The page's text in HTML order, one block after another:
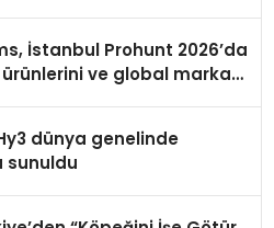
İstanbul Prohunt 2026’da
ve global marka
dünya genelinde
sunuldu